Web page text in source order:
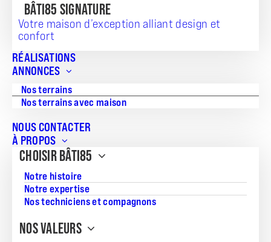
BÂTI85 SIGNATURE
Votre maison d’exception alliant design et
confort
RÉALISATIONS
ANNONCES
Nos terrains
Nos terrains avec maison
NOUS CONTACTER
À PROPOS
CHOISIR BÂTI85
Notre histoire
Notre expertise
Nos techniciens et compagnons
NOS VALEURS
de notre équipe prendra contact avec vous dans les plus
brefs délais pour répondre à votre demande.
En attendant, n’hésitez pas à parcourir notre site pour
découvrir nos modèles de maisons et nos services.
Si vous avez d’autres questions ou besoins supplémentaires,
n’hésitez pas à nous contacter directement par téléphone
ou par email.
3 GAMMESPOUR TOUS VOS PROJETS